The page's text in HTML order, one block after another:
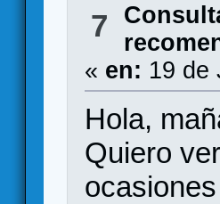
7
« en: 19 de
Hola,
Quiero